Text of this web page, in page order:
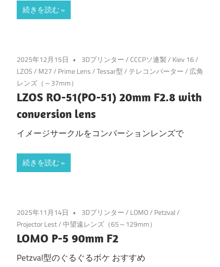
続きを読む
2025年12月15日 3Dプリンター/ CCCPソ連製/ Kiev 16/
LZOS/ M27/ Prime Lens/Tessar型/ テレコンバーター/ 広角
レンズ（～37mm）
LZOS RO-51(PO-51) 20mm F2.8 with
conversion lens
イメージサークルをコンバーションレンズで
続きを読む
2025年11月14日 3Dプリンター/ LOMO/ Petzval/
Projector Lest/中望遠レンズ（65～129mm）
LOMO P-5 90mm F2
Petzval型のぐるぐるボケ おすすめ